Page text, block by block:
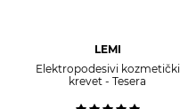
LEMI
Elektropodesivi kozmetički
krevet - Tesera